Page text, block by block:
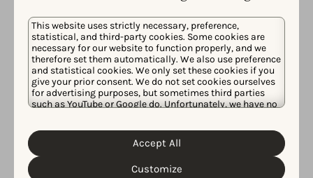
This website uses strictly necessary, preference,
statistical, and third-party cookies. Some cookies are
necessary for our website to function properly, and we
therefore set them automatically. We also use preference
and statistical cookies. We only set these cookies if you
give your prior consent. We do not set cookies ourselves
for advertising purposes, but sometimes third parties
such as YouTube or Google do. Unfortunately, we have no
personal data and the different cookies we use, please
Cookie Policy&Privacy Policy
customize your cookie settings and preferences by
clicking the “Customize” button.
Customize
Accept All